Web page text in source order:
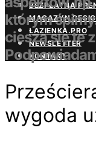
BEZPŁATNA
MAGAZYN
ŁAZIENKA.PRO
NEWSLETTER
KONTAKT
którym
cieszą się te
wygoda